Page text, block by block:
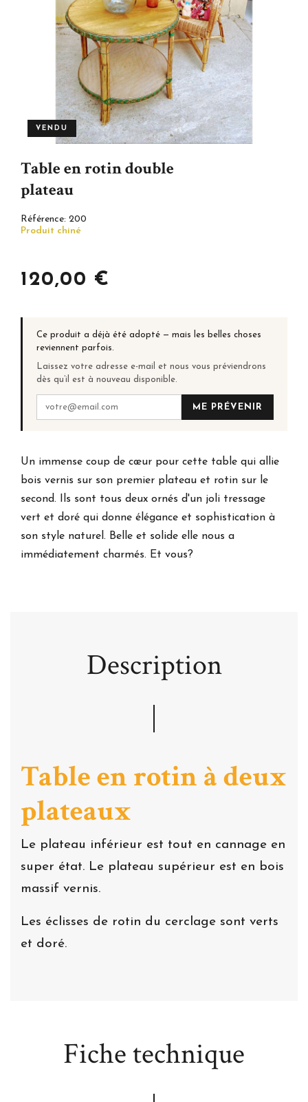
VENDU
Table en rotin double
plateau
Référence: 200
Produit chiné
120,00 €
Ce produit a déjà été adopté — mais les belles choses
reviennent parfois.
Laissez votre adresse e-mail et nous vous préviendrons
dès qu’il est à nouveau disponible.
ME PRÉVENIR
Un immense coup de cœur pour cette table qui allie
bois vernis sur son premier plateau et rotin sur le
second. Ils sont tous deux ornés d'un joli tressage
vert et doré qui donne élégance et sophistication à
son style naturel. Belle et solide elle nous a
immédiatement charmés. Et vous?
Description
Table en rotin à deux
plateaux
Le plateau inférieur est tout en cannage en
super état. Le plateau supérieur est en bois
massif vernis.
Les éclisses de rotin du cerclage sont verts
et doré.
Fiche technique